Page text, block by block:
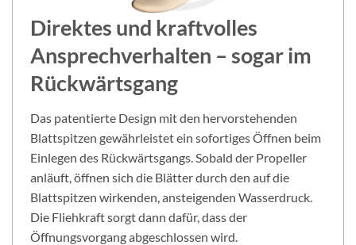
Direktes und kraftvolles
Ansprechverhalten – sogar im
Rückwärtsgang
Das patentierte Design mit den hervorstehenden
Blattspitzen gewährleistet ein sofortiges Öffnen beim
Einlegen des Rückwärtsgangs. Sobald der Propeller
anläuft, öffnen sich die Blätter durch den auf die
Blattspitzen wirkenden, ansteigenden Wasserdruck.
Die Fliehkraft sorgt dann dafür, dass der
Öffnungsvorgang abgeschlossen wird.